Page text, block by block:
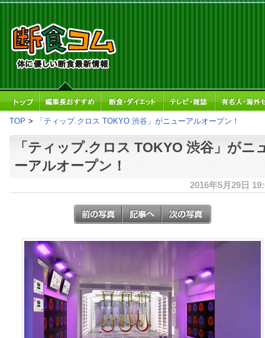
TOP > 「ティップ.クロス TOKYO 渋谷」がニューアルオープン！
「ティップ.クロス TOKYO 渋谷」がニ
ーアルオープン！
2016年5月29日